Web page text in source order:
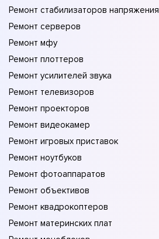
Ремонт стабилизаторов напряжения
Ремонт серверов
Ремонт мфу
Ремонт плоттеров
Ремонт усилителей звука
Ремонт телевизоров
Ремонт проекторов
Ремонт видеокамер
Ремонт игровых приставок
Ремонт ноутбуков
Ремонт фотоаппаратов
Ремонт объективов
Ремонт квадрокоптеров
Ремонт материнских плат